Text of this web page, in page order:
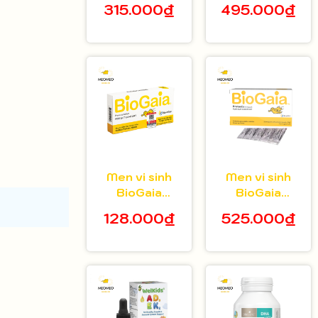
tuổi hộp 20 gói
315.000₫
bé 5ml
495.000₫
Men vi sinh
BioGaia
viên hộp 10
128.000₫
Men vi sinh
BioGaia
bột hộp 30 gói
525.000₫